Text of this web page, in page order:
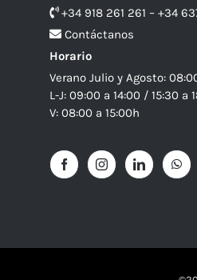
+34 918 261 261 – +34
Contáctanos
Horario
Verano Julio y Agosto:
L-J: 09:00 a 14:00 / 15:30 a
V: 08:00 a 15:00h